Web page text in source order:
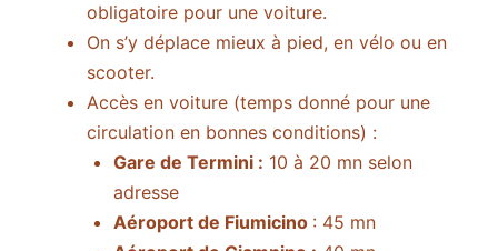
obligatoire pour une voiture.
On s’y déplace mieux à pied, en vélo ou en
scooter.
Accès en voiture (temps donné pour une
circulation en bonnes conditions) :
Gare de Termini : 10 à 20 mn selon
adresse
Aéroport de Fiumicino : 45 mn